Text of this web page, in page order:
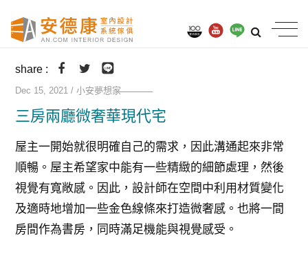
share :
Dec 15, 2021 / 小安夢想家
三房兩廳微奢華現代宅
屋主一開始就很明確自己的需求，因此溝通起來非常
順暢。屋主希望家中能有一些精緻的細節處理，然後
視覺有寬敞感。因此，設計師在空間中利用材質變化
及適時地增加一些金色線條來打造微奢感。也將一間
房間作為書房，同時滿足機能與視覺感受。